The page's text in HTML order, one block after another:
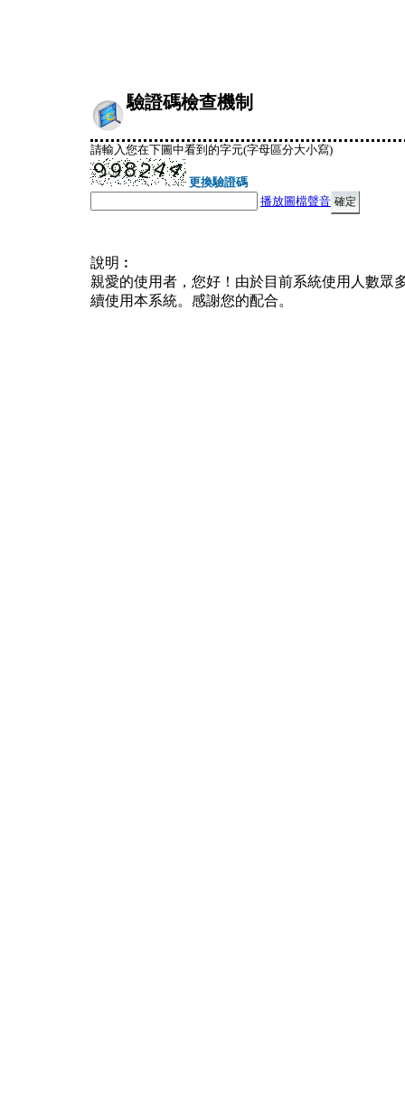
驗證碼檢查機制
請輸入您在下圖中看到的字元(字母區分大小寫)
更換驗證碼
播放圖檔聲音
說明︰
親愛的使用者，您好！由於目前系統使用人數眾
續使用本系統。感謝您的配合。